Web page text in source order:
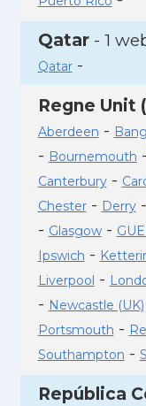
Qatar- 1
Qatar-
Regne Unit
Aberdeen -
- Bournemouth -
Canterbury-
Chester- Derry-
- Glasgow-
Ipswich -
Liverpool -
- Newcastle (UK)
Portsmouth -
Southampton -
República